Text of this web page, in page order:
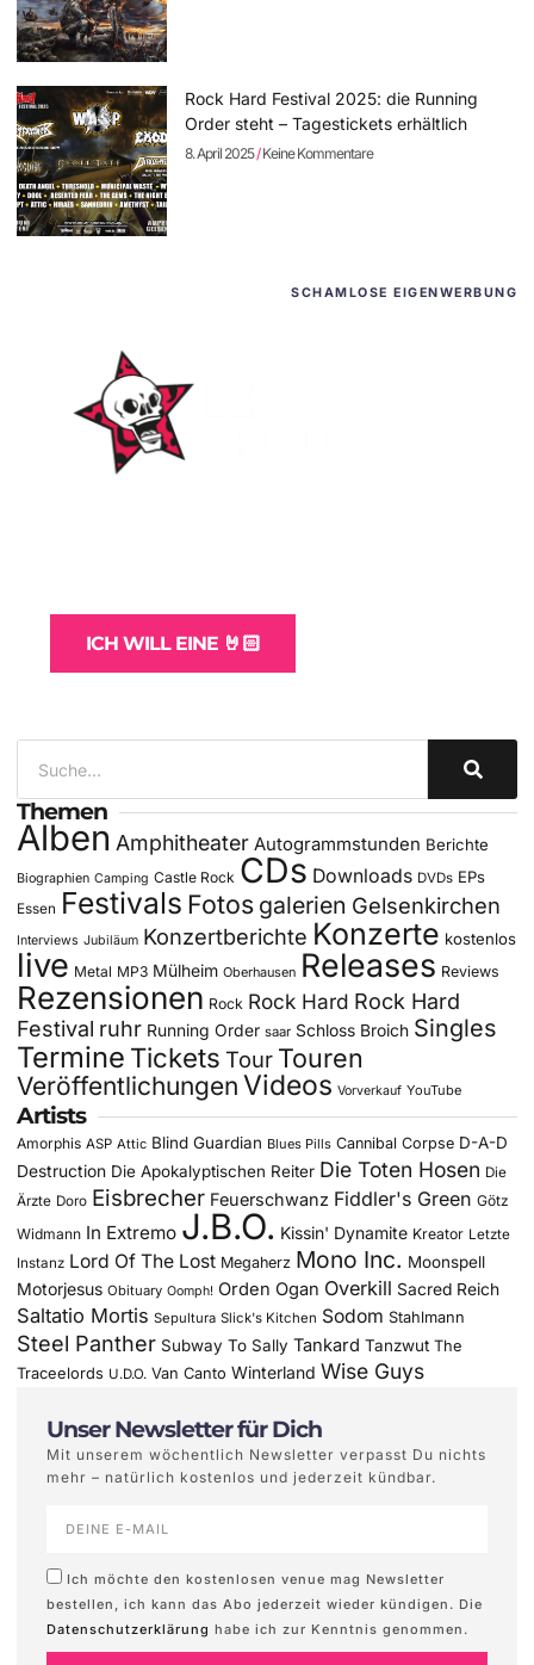
Rock Hard Festival 2025: die Running
Order steht – Tagestickets erhältlich
8. April 2025 Keine Kommentare
SCHAMLOSE EIGENWERBUNG
ICH WILL EINE 🤘🏻
Themen
Alben Amphitheater Autogrammstunden Berichte
Biographien Camping Castle Rock CDs Downloads DVDs EPs
Essen Festivals Fotos galerien Gelsenkirchen
Interviews Jubiläum Konzertberichte Konzerte kostenlos
live Metal MP3 Mülheim Oberhausen Releases Reviews
Rezensionen Rock Rock Hard Rock Hard
Festival ruhr Running Order saar Schloss Broich Singles
Termine Tickets Tour Touren
Veröffentlichungen Videos Vorverkauf YouTube
Artists
Amorphis ASP Attic Blind Guardian Blues Pills Cannibal Corpse D-A-D
Destruction Die Apokalyptischen Reiter Die Toten Hosen Die
Ärzte Doro Eisbrecher Feuerschwanz Fiddler's Green Götz
Widmann In Extremo J.B.O. Kissin' Dynamite Kreator Letzte
Instanz Lord Of The Lost Megaherz Mono Inc. Moonspell
Motorjesus Obituary Oomph! Orden Ogan Overkill Sacred Reich
Saltatio Mortis Sepultura Slick's Kitchen Sodom Stahlmann
Steel Panther Subway To Sally Tankard Tanzwut The
Traceelords U.D.O. Van Canto Winterland Wise Guys
Unser Newsletter für Dich
Mit unserem wöchentlich Newsletter verpasst Du nichts
mehr – natürlich kostenlos und jederzeit kündbar.
Ich möchte den kostenlosen venue mag Newsletter
bestellen, ich kann das Abo jederzeit wieder kündigen. Die
Datenschutzerklärung habe ich zur Kenntnis genommen.